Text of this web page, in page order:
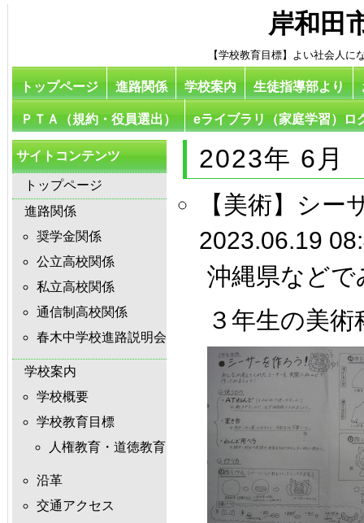
岸和田
【学校教育目標】よい社会人
トップページ 進路関係 学校案内 生徒指導部より
ＰＴＡ（規約・役員選出） eライブラリ（家庭学習）ロ
サイトコンテンツ
トップページ
進路関係
奨学金関係
公立高校関係
私立高校関係
通信制高校関係
春木中学校進路説明会
学校案内
学校概要
学校教育目標
人権教育・道徳教育
沿革
交通アクセス
2023年 6月
【美術】シ
2023.06.19
沖縄県などで
３年生の美